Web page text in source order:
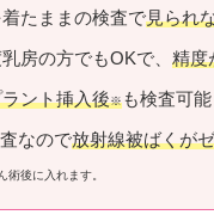
たままの検査で見られ
房の方でもOKで、 精度
ント挿入後※ も検査可能
なので放射線被ばくが
後に入れます。